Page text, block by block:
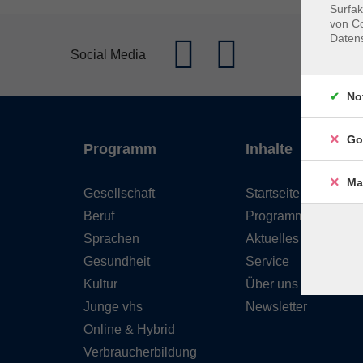
Social Media
Programm
Gesellschaft
Beruf
Sprachen
Gesundheit
Kultur
Junge vhs
Online & Hybrid
Verbraucherbildung
Inhalte
Startseite
Programm
Aktuelles
Service
Über uns
Newsletter
von